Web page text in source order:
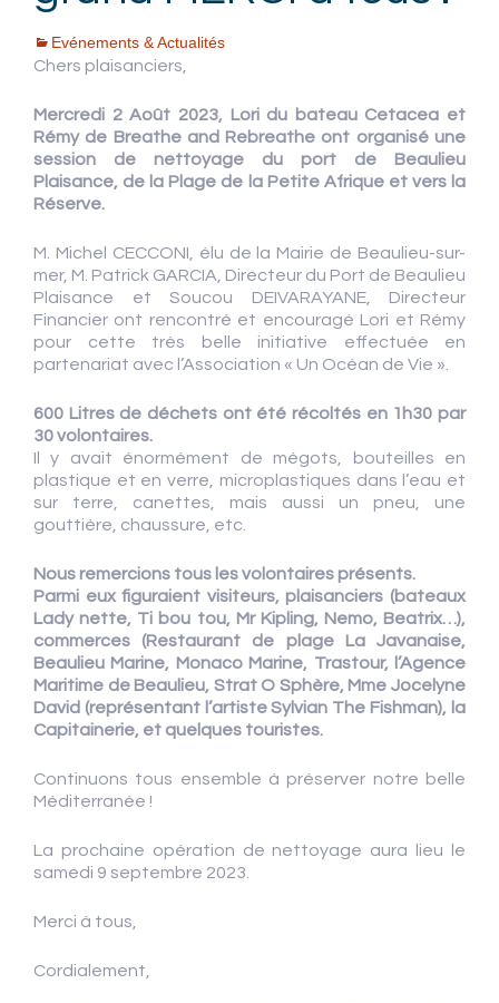
Evénements & Actualités
Chers plaisanciers,
Mercredi 2 Août 2023, Lori du bateau Cetacea et
Rémy de Breathe and Rebreathe ont organisé une
session de nettoyage du port de Beaulieu
Plaisance, de la Plage de la Petite Afrique et vers la
Réserve.
M. Michel CECCONI, élu de la Mairie de Beaulieu-sur-
mer, M. Patrick GARCIA, Directeur du Port de Beaulieu
Plaisance et Soucou DEIVARAYANE, Directeur
Financier ont rencontré et encouragé Lori et Rémy
pour cette très belle initiative effectuée en
partenariat avec l’Association « Un Océan de Vie ».
600 Litres de déchets ont été récoltés en 1h30 par
30 volontaires.
Il y avait énormément de mégots, bouteilles en
plastique et en verre, microplastiques dans l’eau et
sur terre, canettes, mais aussi un pneu, une
gouttière, chaussure, etc.
Nous remercions tous les volontaires présents.
Parmi eux figuraient visiteurs, plaisanciers (bateaux
Lady nette, Ti bou tou, Mr Kipling, Nemo, Beatrix…),
commerces (Restaurant de plage La Javanaise,
Beaulieu Marine, Monaco Marine, Trastour, l’Agence
Maritime de Beaulieu, Strat O Sphère, Mme Jocelyne
David (représentant l’artiste Sylvian The Fishman), la
Capitainerie, et quelques touristes.
Continuons tous ensemble à préserver notre belle
Méditerranée !
La prochaine opération de nettoyage aura lieu le
samedi 9 septembre 2023.
Merci à tous,
Cordialement,